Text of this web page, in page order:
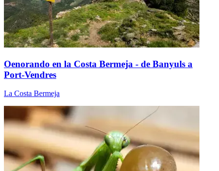
Oenorando en la Costa Bermeja - de Banyuls a
Port-Vendres
La Costa Bermeja